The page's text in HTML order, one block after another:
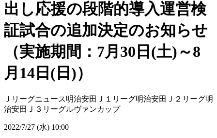
出し応援の段階的導入運営検
証試合の追加決定のお知らせ
（実施期間：7月30日(土)～8
月14日(日)）
Ｊリーグニュース明治安田Ｊ１リーグ明治安田Ｊ２リーグ明
治安田Ｊ３リーグルヴァンカップ
2022/7/27 (水) 10:00